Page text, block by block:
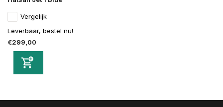
Vergelijk
Leverbaar, bestel nu!
€299,00